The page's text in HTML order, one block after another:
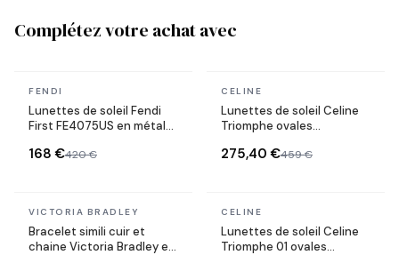
Complétez votre achat avec
En stock
FENDI
Lunettes de soleil Fendi
First FE4075US en métal
168 €420 €
En stock
CELINE
Lunettes de soleil Celine
Triomphe ovales
275,40 €459 €
En stock
VICTORIA BRADLEY
Bracelet simili cuir et
chaine Victoria Bradley en
En stock
CELINE
Lunettes de soleil Celine
Triomphe 01 ovales